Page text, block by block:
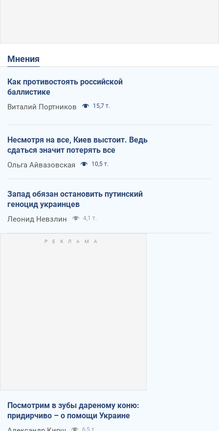
Мнения
Как противостоять российской
баллистике
Виталий Портников 15,7 т.
Несмотря на все, Киев выстоит. Ведь
сдаться значит потерять все
Ольга Айвазовская 10,5 т.
Запад обязан остановить путинский
геноцид украинцев
Леонид Невзлин 4,1 т.
Посмотрим в зубы дареному коню:
придирчиво – о помощи Украине
6,5 т.